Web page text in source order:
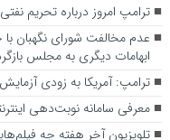
ترامپ امروز درباره تحریم
عدم مخالفت شورای نگهبان
ابهامات دیگری به مجلس
ترامپ: آمریکا به زودی
معرفی سامانه نوبت‌دهی
تلویزیون آخر هفته چه